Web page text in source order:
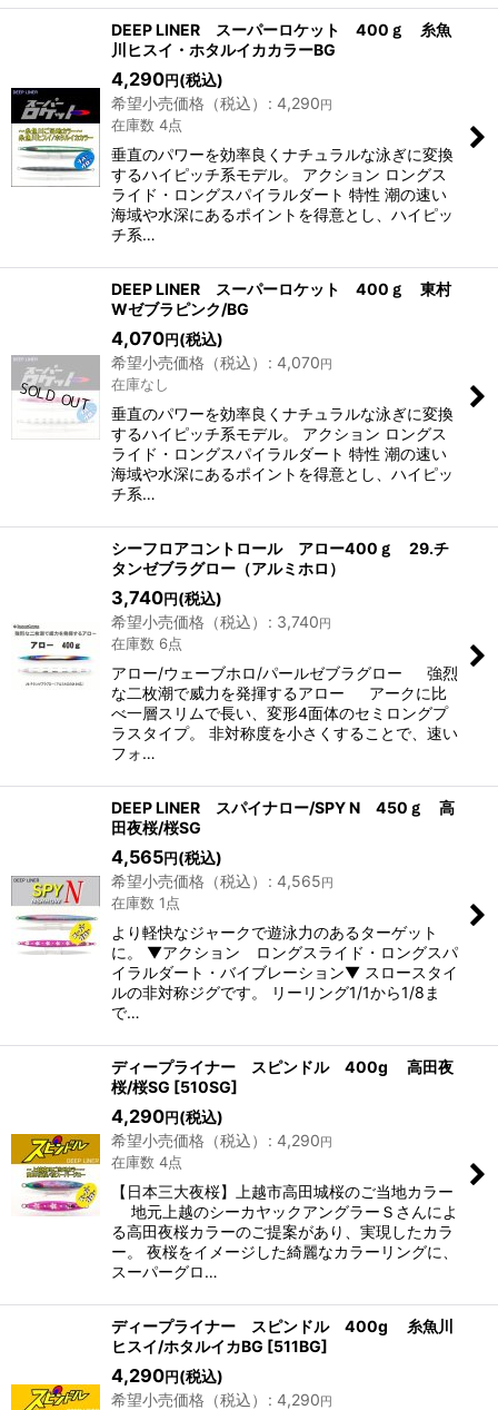
DEEP LINER スーパーロケット 400ｇ 糸魚
川ヒスイ・ホタルイカカラーBG
4,290円(税込)
希望小売価格（税込）
: 4,290円
在庫数 4点
垂直のパワーを効率良くナチュラルな泳ぎに変換
するハイピッチ系モデル。 アクション ロングス
ライド・ロングスパイラルダート 特性 潮の速い
海域や水深にあるポイントを得意とし、ハイピッ
チ系…
DEEP LINER スーパーロケット 400ｇ 東村
Wゼブラピンク/BG
4,070円(税込)
希望小売価格（税込）
: 4,070円
在庫なし
垂直のパワーを効率良くナチュラルな泳ぎに変換
するハイピッチ系モデル。 アクション ロングス
ライド・ロングスパイラルダート 特性 潮の速い
海域や水深にあるポイントを得意とし、ハイピッ
チ系…
シーフロアコントロール アロー400ｇ 29.チ
タンゼブラグロー（アルミホロ）
3,740円(税込)
希望小売価格（税込）
: 3,740円
在庫数 6点
アロー/ウェーブホロ/パールゼブラグロー 強烈
な二枚潮で威力を発揮するアロー アークに比
べ一層スリムで長い、変形4面体のセミロングプ
ラスタイプ。 非対称度を小さくすることで、速い
フォ…
DEEP LINER スパイナロー/SPY N 450ｇ 高
田夜桜/桜SG
4,565円(税込)
希望小売価格（税込）
: 4,565円
在庫数 1点
より軽快なジャークで遊泳力のあるターゲット
に。 ▼アクション ロングスライド・ロングスパ
イラルダート・バイブレーション▼ スロースタイ
ルの非対称ジグです。 リーリング1/1から1/8ま
で…
ディープライナー スピンドル 400g 高田夜
桜/桜SG [510SG]
4,290円(税込)
希望小売価格（税込）
: 4,290円
在庫数 4点
【日本三大夜桜】上越市高田城桜のご当地カラー
地元上越のシーカヤックアングラーＳさんによ
る高田夜桜カラーのご提案があり、実現したカラ
ー。 夜桜をイメージした綺麗なカラーリングに、
スーパーグロ…
ディープライナー スピンドル 400g 糸魚川
ヒスイ/ホタルイカBG [511BG]
4,290円(税込)
希望小売価格（税込）
: 4,290円